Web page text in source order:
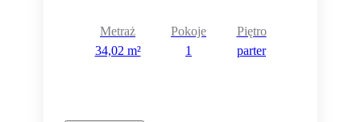
Metraż
34,02 m²
Pokoje
1
Piętro
parter